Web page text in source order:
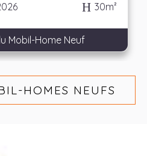
30m²
Mobil-Home Neuf
HOMES NEUFS